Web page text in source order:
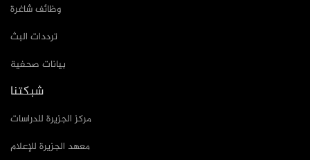
وظائف شاغرة
ترددات البث
بيانات صحفية
شبكتنا
مركز الجزيرة للدراسات
معهد الجزيرة للإعلام